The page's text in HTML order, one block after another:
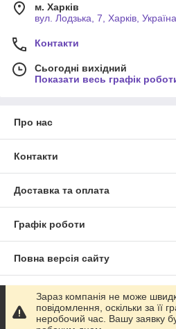
м. Харків
вул. Лодзька, 7, Харків, Україна
Контакти
Сьогодні вихідний
Показати весь графік
Про нас
Контакти
Доставка та оплата
Графік роботи
Повна версія сайту
Сайт створено на маркетплейсі
Політика конфіденційності
Зараз компанія не може
повідомлення, оскільки за її
неробочий час. Вашу заявку